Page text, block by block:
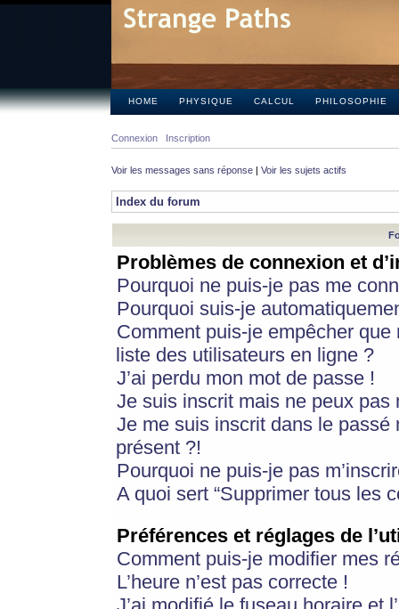
HOME PHYSIQUE CALCUL PHILOSOPHIE
Connexion Inscription
Voir les messages sans réponse | Voir les sujets actifs
Index du forum
Problèmes de connexion et
Pourquoi ne puis-je pas me
Pourquoi suis-je
Comment puis-je empêcher
liste des utilisateurs en ligne ?
J’ai perdu mon mot de passe !
Je suis inscrit mais ne peux pas
Je me suis inscrit dans le
présent ?!
Pourquoi ne puis-je pas
A quoi sert “Supprimer tous les
Préférences et réglages de
Comment puis-je modifier mes
L’heure n’est pas correcte !